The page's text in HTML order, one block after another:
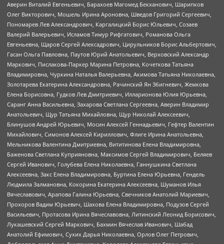
Аверин Виталий Евгеньевич, Барахоев Магомед Бекханович, Шарипков
Олег Викторович, Мошель Ирина Ароновна, Шведов Григорий Сергеевич,
Пономарев Лев Александрович, Каргалицкий Борис Юльевич, Созаев
Валерий Валерьевич, Исламов Тимур Рифгатович, Романова Ольга
Евгеньевна, Щаров Сергей Алексадрович, Цирульников Борис Альбертович,
Гасан Ольга Павловна, Паутов Юрий Анатольевич, Верховский Александр
Маркович, Пислакова-Паркер Марина Петровна, Кочеткова Татьяна
Владимировна, Чуркина Наталья Валерьевна, Акимова Татьяна Николаевна,
Золотарева Екатерина Александровна, Рачинский Ян Збигневич, Жемкова
Елена Борисовна, Гудков Лев Дмитриевич, Илларионова Юлия Юрьевна,
Саранг Анна Васильевна, Захарова Светлана Сергеевна, Аверин Владимир
Анатольевич, Щур Татьяна Михайловна, Щур Николай Алексеевич,
Блинушов Андрей Юрьевич, Мосин Алексей Геннадьевич, Гефтер Валентин
Михайлович, Симонов Алексей Кириллович, Флиге Ирина Анатольевна,
Мельникова Валентина Дмитриевна, Вититинова Елена Владимировна,
Баженова Светлана Куприяновна, Максимов Сергей Владимирович, Беляев
Сергей Иванович, Голубева Елена Николаевна, Ганнушкина Светлана
Алексеевна, Закс Елена Владимировна, Буртина Елена Юрьевна, Гендель
Людмила Залмановна, Кокорина Екатерина Алексеевна, Шуманов Илья
Вячеславович, Арапова Галина Юрьевна, Свечников Анатолий Мариевич,
Прохоров Вадим Юрьевич, Шахова Елена Владимировна, Подузов Сергей
Васильевич, Протасова Ирина Вячеславовна, Литинский Леонид Борисович,
Лукашевский Сергей Маркович, Бахмин Вячеслав Иванович, Шабад
Анатолий Ефимович, Сухих Дарья Николаевна, Орлов Олег Петрович,